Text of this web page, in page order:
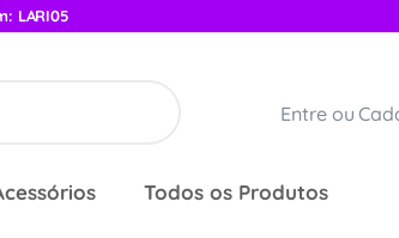
LARI05
Entre ou
Todos os Produtos